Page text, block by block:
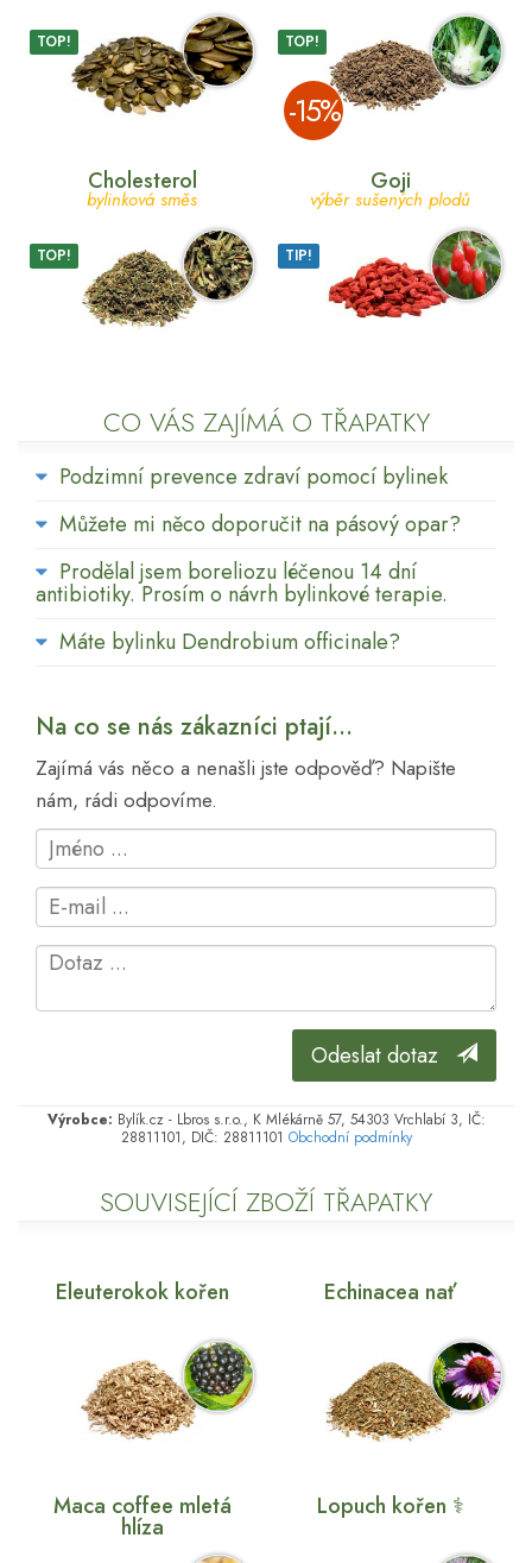
TOP! TOP!
­-15%
Cholesterol
bylinková směs
TOP!
Goji
výběr sušených plodů
TIP!
CO VÁS ZAJÍMÁ O TŘAPATKY
Podzimní prevence zdraví pomocí bylinek
Můžete mi něco doporučit na pásový opar?
Prodělal jsem boreliozu léčenou 14 dní
antibiotiky. Prosím o návrh bylinkové terapie.
Máte bylinku Dendrobium officinale?
Na co se nás zákazníci ptají...
Zajímá vás něco a nenašli jste odpověď? Napište
nám, rádi odpovíme.
Odeslat dotaz
Výrobce: Bylík.cz - Lbros s.r.o., K Mlékárně 57, 54303 Vrchlabí 3, IČ:
28811101, DIČ: 28811101 Obchodní podmínky
SOUVISEJÍCÍ ZBOŽÍ TŘAPATKY
Eleuterokok kořen Echinacea nať
Maca coffee mletá
hlíza
Lopuch kořen ⚕